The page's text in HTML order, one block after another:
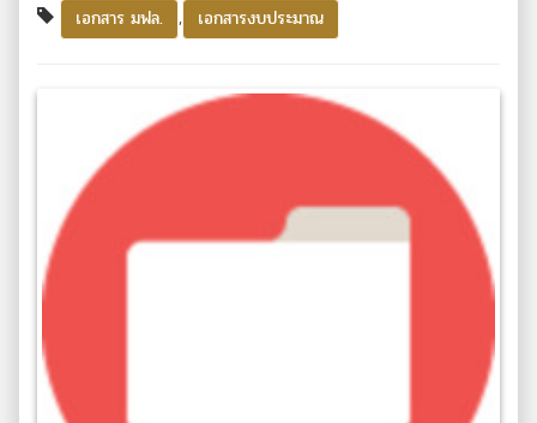
เอกสาร มฟล.
, เอกสารงบประมาณ